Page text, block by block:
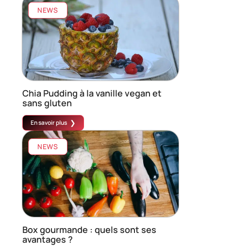
NEWS
Chia Pudding à la vanille vegan et
sans gluten
En savoir plus
NEWS
Box gourmande : quels sont ses
avantages ?